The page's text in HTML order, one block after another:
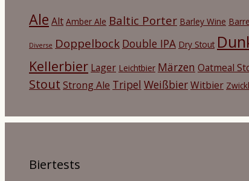
Ale Alt Amber Ale Baltic Porter Barley Wine
Diverse Doppelbock Double IPA Dry Stout
Kellerbier Lager Leichtbier Märzen Oatmeal
Stout Strong Ale Tripel WeißbierWitbier Zwickl
Biertests